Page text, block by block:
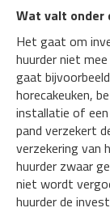
Wat valt onder
Het gaat om
huurder niet
gaat
horecakeuken,
installatie of
pand verzekert
verzekering van
huurder zwaar
niet wordt
huurder de